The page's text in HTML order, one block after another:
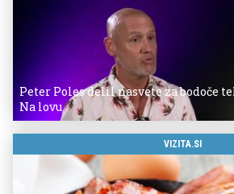
Peter Poles delil nasvete za bodoče
Na lovu
VIZITA.SI